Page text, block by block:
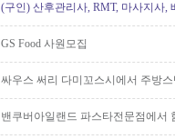
(구인) 산후관리사, RMT, 마사지사,
GS Food 사원모집
싸우스 써리 다미꼬스시에서 주방
밴쿠버아일랜드 파스타전문점에서